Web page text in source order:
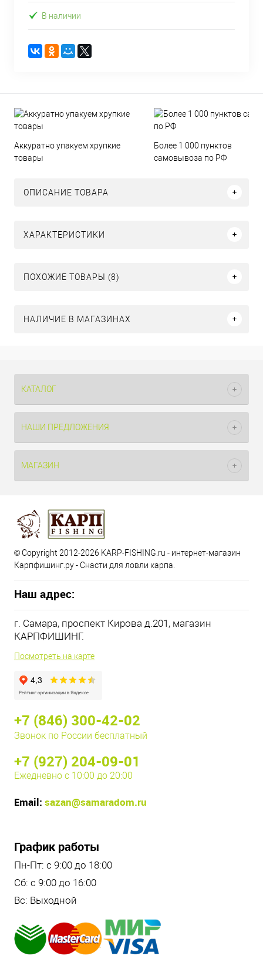
В наличии
Аккуратно упакуем хрупкие
товары
Более 1 000 пунктов
самовывоза по РФ
ОПИСАНИЕ ТОВАРА
ХАРАКТЕРИСТИКИ
ПОХОЖИЕ ТОВАРЫ (8)
НАЛИЧИЕ В МАГАЗИНАХ
КАТАЛОГ
НАШИ ПРЕДЛОЖЕНИЯ
МАГАЗИН
© Copyright 2012-2026 KARP-FISHING.ru - интернет-магазин
Карпфишинг.ру - Снасти для ловли карпа.
Наш адрес:
г. Самара, проспект Кирова д.201, магазин
КАРПФИШИНГ.
Посмотреть на карте
+7 (846) 300-42-02
Звонок по России бесплатный
+7 (927) 204-09-01
Ежедневно с 10:00 до 20:00
Email: sazan@samaradom.ru
График работы
Пн-Пт: с 9:00 до 18:00
Сб: с 9:00 до 16:00
Вс: Выходной